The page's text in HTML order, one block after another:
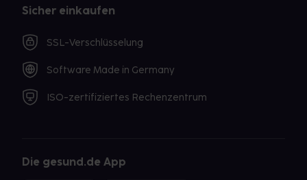
Sicher einkaufen
SSL-Verschlüsselung
Software Made in Germany
ISO-zertifiziertes Rechenzentrum
Die gesund.de App